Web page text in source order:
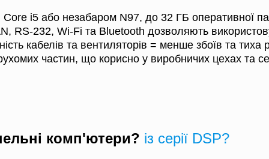
ЗВ'ЯЖІТЬСЯ З НАМИ ТА
ДІЗНАЙТЕСЯ БІЛЬШЕ!
i5 або незабаром N97, до 32 ГБ оперативної
RS-232, Wi-Fi та Bluetooth дозволяють
кабелів та вентиляторів = менше збоїв та тиха
частин, що корисно у виробничих цехах та
комп'ютери? із серії DSP?